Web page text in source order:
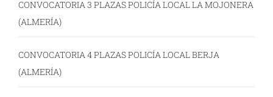
CONVOCATORIA 3 PLAZAS POLICÍA LOCAL LA MOJONERA
(ALMERÍA)
CONVOCATORIA 4 PLAZAS POLICÍA LOCAL BERJA
(ALMERÍA)